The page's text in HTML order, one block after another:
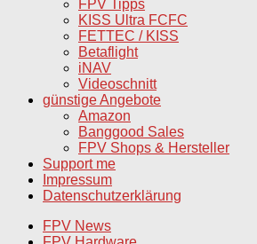
FPV Tipps
KISS Ultra FCFC
FETTEC / KISS
Betaflight
iNAV
Videoschnitt
günstige Angebote
Amazon
Banggood Sales
FPV Shops & Hersteller
Support me
Impressum
Datenschutzerklärung
FPV News